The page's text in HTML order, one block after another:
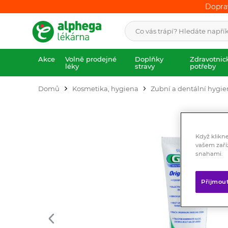
Akce
Volně prodejné
léky
Doplňky
stravy
potřeby
Domů Kosmetika, hygiena Zubní a dentální
Když
vašem
snahami.